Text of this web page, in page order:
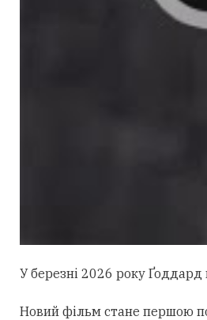
У березні 2026 року Ґоддард
Новий фільм стане першою